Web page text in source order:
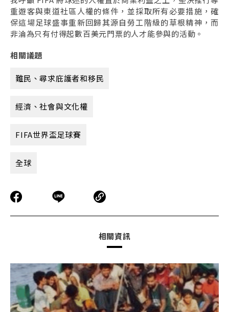
重遊客與東道社區人權的條件，並採取所有必要措施，確
保這場足球盛事重新回歸其源自勞工階級的草根精神，而
非淪為只有付得起數百美元門票的人才能參與的活動。
相關議題
難民、尋求庇護者和移民
經濟、社會與文化權
FIFA世界盃足球賽
全球
相關資訊